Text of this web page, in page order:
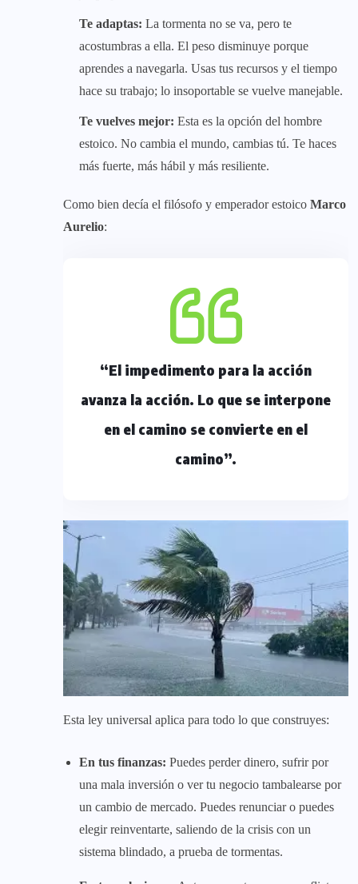
Te adaptas: La tormenta no se va, pero te
acostumbras a ella. El peso disminuye porque
aprendes a navegarla. Usas tus recursos y el tiempo
hace su trabajo; lo insoportable se vuelve manejable.
Te vuelves mejor: Esta es la opción del hombre
estoico. No cambia el mundo, cambias tú. Te haces
más fuerte, más hábil y más resiliente.
Como bien decía el filósofo y emperador estoico Marco
Aurelio:
“El impedimento para la acción
avanza la acción. Lo que se interpone
en el camino se convierte en el
camino”.
Esta ley universal aplica para todo lo que construyes:
En tus finanzas: Puedes perder dinero, sufrir por
una mala inversión o ver tu negocio tambalearse por
un cambio de mercado. Puedes renunciar o puedes
elegir reinventarte, saliendo de la crisis con un
sistema blindado, a prueba de tormentas.